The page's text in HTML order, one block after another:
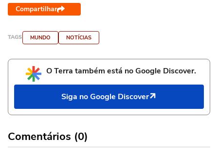
Compartilhar
TAGS MUNDO NOTÍCIAS
O Terra também está no Google Discover.
Siga no Google Discover
Comentários (0)